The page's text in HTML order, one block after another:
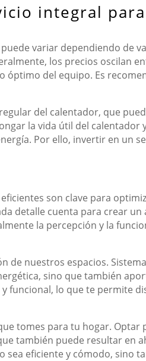
integral
variar dependiendo de
los precios oscilan
del equipo. Es
del calentador, que
la vida útil del calentador
Por ello, invertir en un
son clave para
detalle cuenta para crear
la percepción y la
de nuestros espacios.
sino que también
funcional, lo que te permite
tomes para tu hogar.
también puede resultar en
eficiente y cómodo, sino